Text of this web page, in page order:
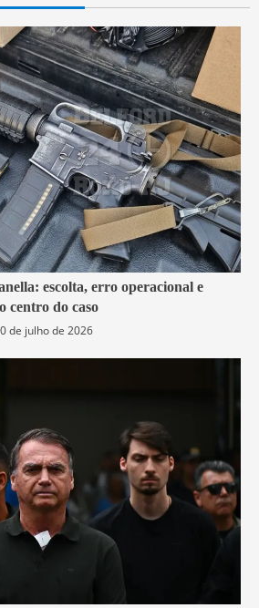
Política Segurança
escolta, erro operacional e
centro do caso
de julho de 2026